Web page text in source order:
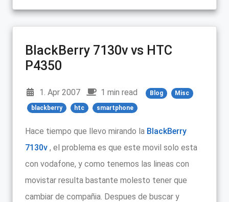
BlackBerry 7130v vs HTC
P4350
1. Apr 2007 1 min read Blog Misc
blackberry htc smartphone
Hace tiempo que llevo mirando la BlackBerry
7130v , el problema es que este movil solo esta
con vodafone, y como tenemos las lineas con
movistar resulta bastante molesto tener que
cambiar de compañia. Despues de buscar y